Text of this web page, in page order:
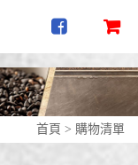
首頁 > 購物清單